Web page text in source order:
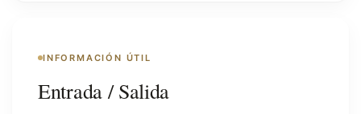
INFORMACIÓN ÚTIL
Entrada / Salida